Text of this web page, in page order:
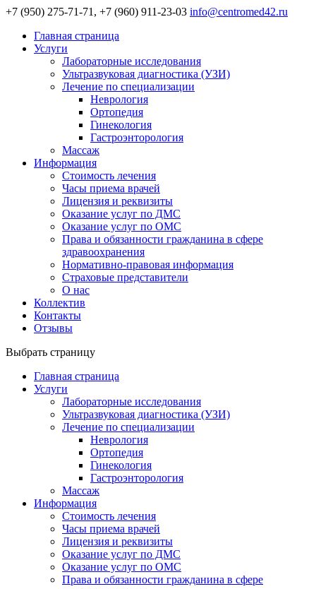
+7 (950) 275-71-71, +7 (960) 911-23-03 info@centromed42.ru
Главная страница
Услуги
Лабораторные исследования
Ультразвуковая диагностика (УЗИ)
Лечение по специализации
Неврология
Ортопедия
Гинекология
Гастроэнторология
Массаж
Информация
Стоимость лечения
Часы приема врачей
Лицензия и реквизиты
Оказание услуг по ДМС
Оказание услуг по ОМС
Права и обязанности гражданина в сфере
здравоохранения
Нормативно-правовая информация
Страховые представители
О нас
Коллектив
Контакты
Отзывы
Выбрать страницу
Главная страница
Услуги
Лабораторные исследования
Ультразвуковая диагностика (УЗИ)
Лечение по специализации
Неврология
Ортопедия
Гинекология
Гастроэнторология
Массаж
Информация
Стоимость лечения
Часы приема врачей
Лицензия и реквизиты
Оказание услуг по ДМС
Оказание услуг по ОМС
Права и обязанности гражданина в сфере